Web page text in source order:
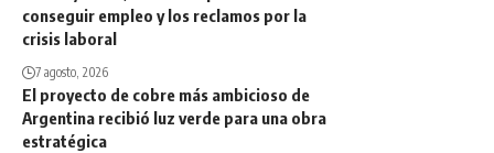
conseguir empleo y los reclamos por la
crisis laboral
7 agosto, 2026
El proyecto de cobre más ambicioso de
Argentina recibió luz verde para una obra
estratégica